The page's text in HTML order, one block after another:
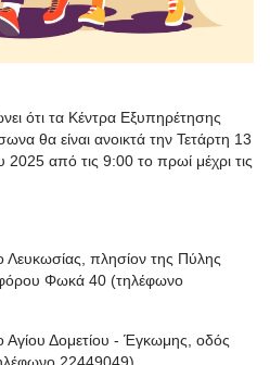
ότι τα Κέντρα Εξυπηρέτησης
θα είναι ανοικτά την Τετάρτη 13
από τις 9:00 το πρωί μέχρι τις
Λευκωσίας, πλησίον της Πύλης
Φωκά 40 (τηλέφωνο
Αγίου Δομετίου - Έγκωμης, οδός